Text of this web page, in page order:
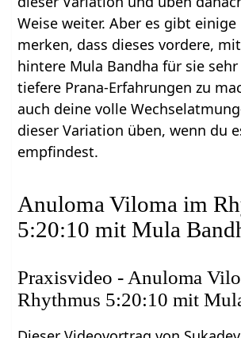
Weise weiter. Aber es gibt
merken, dass dieses vordere,
hintere Mula Bandha für sie
tiefere Prana-Erfahrungen zu
auch deine volle
dieser Variation üben, wenn du
empfindest.
Anuloma Viloma im
5:20:10 mit Mula
Praxisvideo - Anuloma
Rhythmus 5:20:10 mit